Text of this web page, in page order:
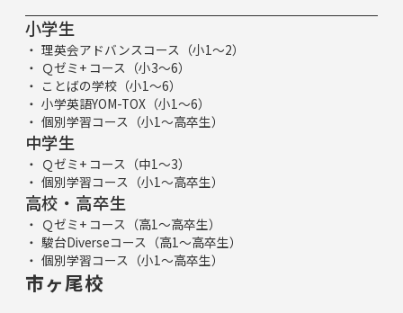
小学生
理英会アドバンスコース（小1～2）
Ｑゼミ+ コース（小3～6）
ことばの学校（小1～6）
小学英語YOM-TOX（小1～6）
個別学習コース（小1～高卒生）
中学生
Ｑゼミ+ コース（中1～3）
個別学習コース（小1～高卒生）
高校・高卒生
Ｑゼミ+ コース（高1～高卒生）
駿台Diverseコース（高1～高卒生）
個別学習コース（小1～高卒生）
市ヶ尾校